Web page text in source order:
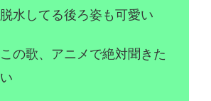
脱水してる後ろ姿も可愛い
この歌、アニメで絶対聞きた
い